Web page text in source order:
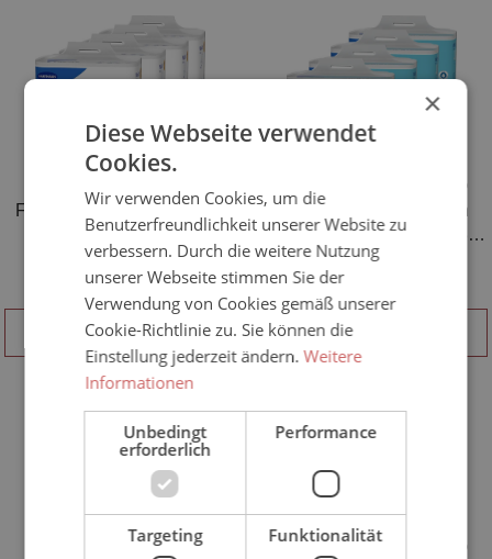
Form 4 Tropfen - 128 Stück
Karton
55,90 €*
IN DEN WARENKORB
HARTMANN MoliCare®
Premium Form 6 Tropfen
(Inkontinenzvorlage) - 4x32
Stück
86,90 €*
IN DEN WARENKORB
HARTMANN MoliCare®
HARTMANN MoliCare®
×
Diese Webseite verwendet
Cookies.
Wir verwenden Cookies, um die
Benutzerfreundlichkeit unserer Website zu
verbessern. Durch die weitere Nutzung
unserer Webseite stimmen Sie der
Verwendung von Cookies gemäß unserer
Cookie-Richtlinie zu. Sie können die
Einstellung jederzeit ändern.Weitere
Informationen
Unbedingt
erforderlich
Performance
Targeting Funktionalität